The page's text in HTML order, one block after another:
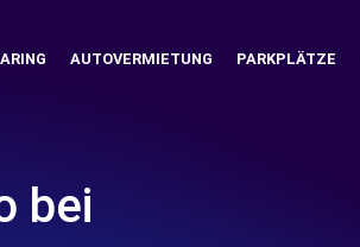
AUTOVERMIETUNG PARKPLÄTZE
bei